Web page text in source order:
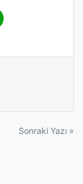
Sonraki Yazı »